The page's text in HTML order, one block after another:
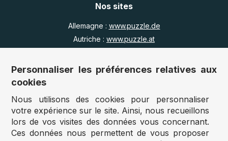
Nos sites
Allemagne : www.puzzle.de
Autriche : www.puzzle.at
Royaume Uni :
www.jigsawpuzzle.co.uk
Accès revendeurs / détaillants
Vous avez un magasin ?
Vous souhaitez accéder à nos prix revendeurs ?
Personnaliser les préférences relatives aux
cookies
Nous utilisons des cookies pour personnaliser
votre expérience sur le site. Ainsi, nous recueillons
lors de vos visites des données vous concernant.
Ces données nous permettent de vous proposer